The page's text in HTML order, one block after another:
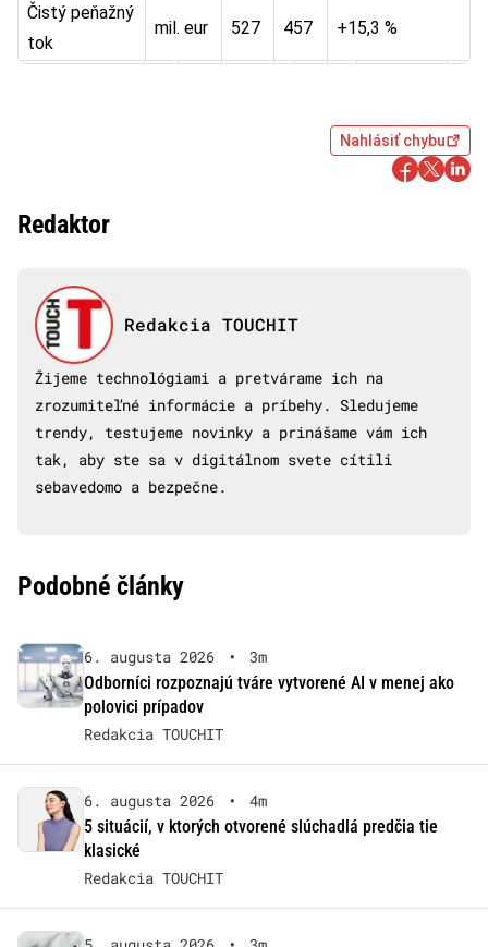
Čistý peňažný
tok
mil. eur 527 457 +15,3 %
Nahlásiť chybu
Redaktor
Redakcia TOUCHIT
Žijeme technológiami a pretvárame ich na
zrozumiteľné informácie a príbehy. Sledujeme
trendy, testujeme novinky a prinášame vám ich
tak, aby ste sa v digitálnom svete cítili
sebavedomo a bezpečne.
Podobné články
6. augusta 2026 •
3m
Odborníci rozpoznajú tváre vytvorené AI v menej ako
polovici prípadov
Redakcia TOUCHIT
6. augusta 2026 •
4m
5 situácií, v ktorých otvorené slúchadlá predčia tie
klasické
Redakcia TOUCHIT